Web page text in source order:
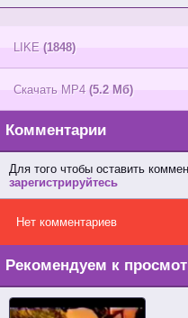
LIKE (1848)
Скачать MP4 (5.2 Мб)
Комментарии
Для того чтобы оставить
зарегистрируйтесь
Нет комментариев
Рекомендуем к